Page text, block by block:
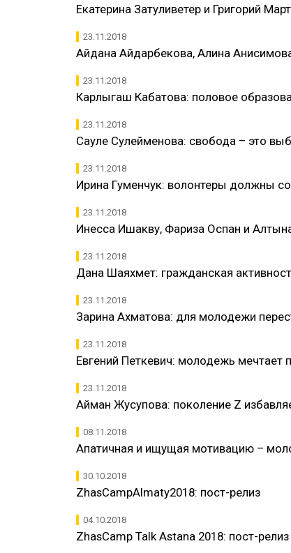
​Екатерина Затуливетер и Григорий
23.11.2018
​Айдана Айдарбекова, Алина
23.11.2018
​Карлыгаш Кабатова: половое
23.11.2018
​Сауле Сулейменова: свобода – это
23.11.2018
​Ирина Гуменчук: волонтеры должны
23.11.2018
​Инесса Ишакву, Фариза Оспан и
23.11.2018
​Дана Шаяхмет: гражданская
23.11.2018
Зарина Ахматова: для молодежи
23.11.2018
Евгений Петкевич: молодежь мечтает
23.11.2018
​Айман Жусупова: поколение Z
08.11.2018
​Апатичная и ищущая мотивацию –
30.10.2018
ZhasCampAlmaty2018: пост-релиз
04.10.2018
​ZhasCamp Talk Astana 2018: пост-релиз